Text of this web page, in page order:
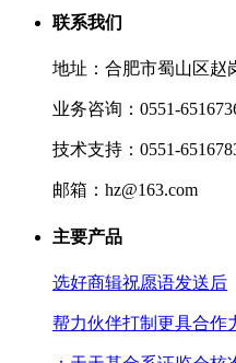
联系我们
地址：合肥市蜀山区赵
业务咨询：0551-
技术支持：0551-
邮箱：hz@163.com
主要产品
选好商辑祝愿语发送后
帮力伙伴打制更具合作